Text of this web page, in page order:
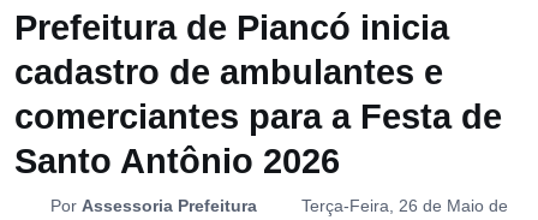
Prefeitura de Piancó inicia
cadastro de ambulantes e
comerciantes para a Festa de
Santo Antônio 2026
Por Assessoria Prefeitura
Terça-Feira, 26 de Maio de